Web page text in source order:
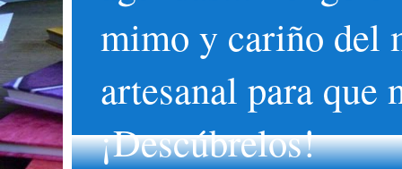
mimo y cariño del
artesanal para que
¡Descúbrelos!